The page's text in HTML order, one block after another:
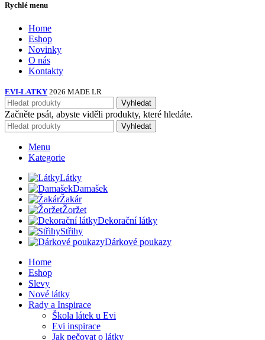
Rychlé menu
Home
Eshop
Novinky
O nás
Kontakty
EVI-LATKY 2026 MADE LR
Vyhledat
Začněte psát, abyste viděli produkty, které hledáte.
Vyhledat
Menu
Kategorie
Látky
Damašek
Žakár
Žoržet
Dekorační látky
Střihy
Dárkové poukazy
Home
Eshop
Slevy
Nové látky
Rady a Inspirace
Škola látek u Evi
Evi inspirace
Jak pečovat o látky